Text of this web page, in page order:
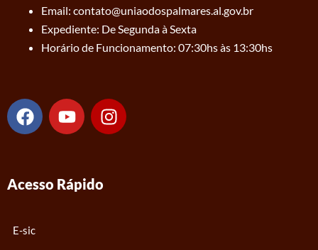
Email: contato@uniaodospalmares.al.gov.br
Expediente: De Segunda à Sexta
Horário de Funcionamento: 07:30hs às 13:30hs
F
a
b
o
k
Y
o
u
b
I
n
Acesso Rápido
E-sic